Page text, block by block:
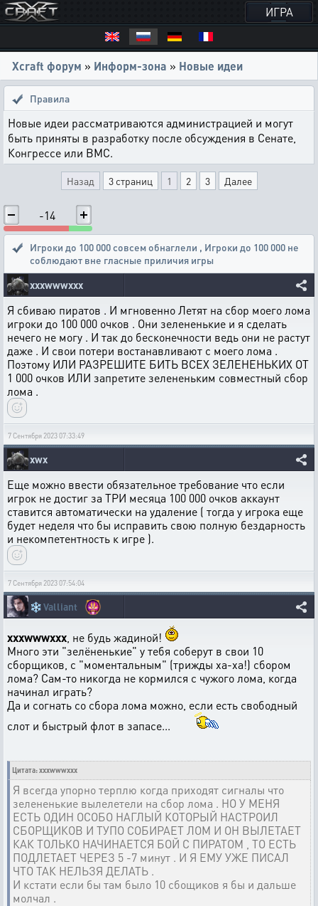
ИГРА
Xcraft форум » Информ-зона » Новые идеи
Правила
Новые идеи рассматриваются администрацией и могут
быть приняты в разработку после обсуждения в Сенате,
Конгрессе или ВМС.
Назад 3 страниц 1 2 3 Далее
-14
Игроки до 100 000 совсем обнаглели , Игроки до 100 000 не
соблюдают вне гласные приличия игры
xxxwwwxxx
Я сбиваю пиратов . И мгновенно Летят на сбор моего лома
игроки до 100 000 очков . Они зелененькие и я сделать
нечего не могу . И так до бесконечности ведь они не растут
даже . И свои потери востанавливают с моего лома .
Поэтому ИЛИ РАЗРЕШИТЕ БИТЬ ВСЕХ ЗЕЛЕНЕНЬКИХ ОТ
1 000 очков ИЛИ запретите зелененьким совместный сбор
лома .
7 Сентября 2023 07:33:49
xwx
Еще можно ввести обязательное требование что если
игрок не достиг за ТРИ месяца 100 000 очков аккаунт
ставится автоматически на удаление ( тогда у игрока еще
будет неделя что бы исправить свою полную бездарность
и некомпетентность к игре ).
7 Сентября 2023 07:54:04
❄️Valliant
xxxwwwxxx , не будь жадиной!
Много эти "зелёненькие" у тебя соберут в свои 10
сборщиков, с "моментальным" (трижды ха-ха!) сбором
лома? Сам-то никогда не кормился с чужого лома, когда
начинал играть?
Да и согнать со сбора лома можно, если есть свободный
слот и быстрый флот в запасе...
Цитата: xxxwwwxxx
Я всегда упорно терплю когда приходят сигналы что
зелененькие вылелетели на сбор лома . НО У МЕНЯ
ЕСТЬ ОДИН ОСОБО НАГЛЫЙ КОТОРЫЙ НАСТРОИЛ
СБОРЩИКОВ И ТУПО СОБИРАЕТ ЛОМ И ОН ВЫЛЕТАЕТ
КАК ТОЛЬКО НАЧИНАЕТСЯ БОЙ С ПИРАТОМ , ТО ЕСТЬ
ПОДЛЕТАЕТ ЧЕРЕЗ 5 -7 минут . И Я ЕМУ УЖЕ ПИСАЛ
ЧТО ТАК НЕЛЬЗЯ ДЕЛАТЬ .
И кстати если бы там было 10 сбощиков я бы и дальше
молчал .